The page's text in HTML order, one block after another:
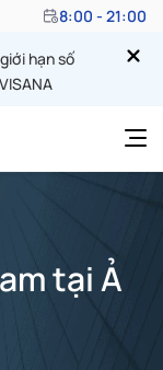
8:00 - 21:00
hạn số
tại Ả